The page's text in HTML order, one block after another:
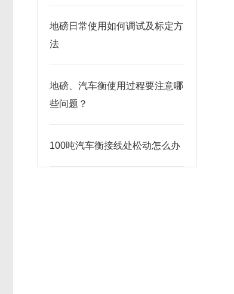
地磅日常使用如何调试及标定方
法
地磅、汽车衡使用过程要注意哪
些问题？
100吨汽车衡接线处松动怎么办